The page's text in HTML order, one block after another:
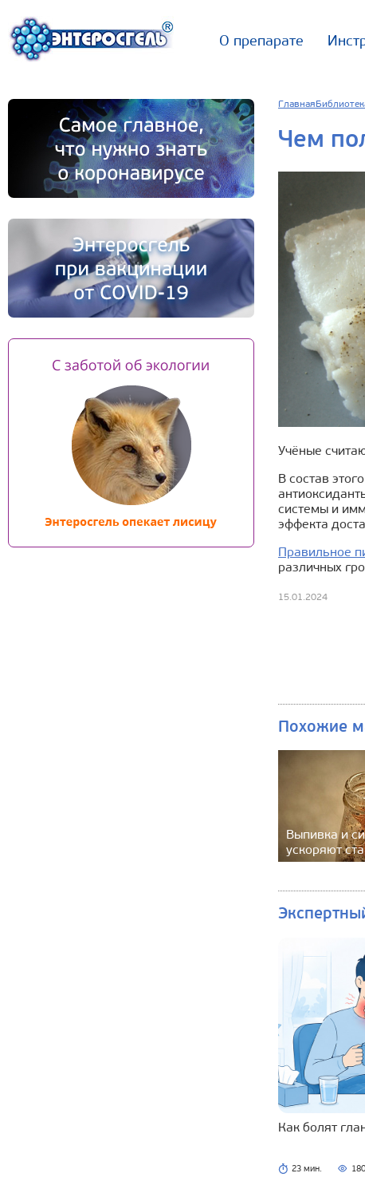
О препарате
Главная
Чем
Учёные
В состав
системы и
эффекта
Правильное
различных
15.01.2024
Похожие
Выпивка и
ускоряют
Как болят
23 мин. 180